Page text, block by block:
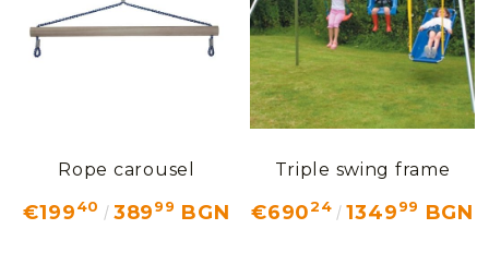
Rope carousel
€19940 38999 BGN
Triple swing frame
€69024 134999 BGN